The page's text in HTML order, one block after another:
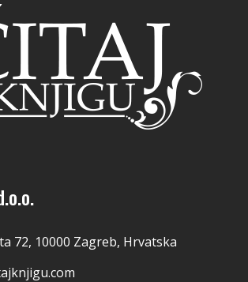
72, 10000 Zagreb, Hrvatska